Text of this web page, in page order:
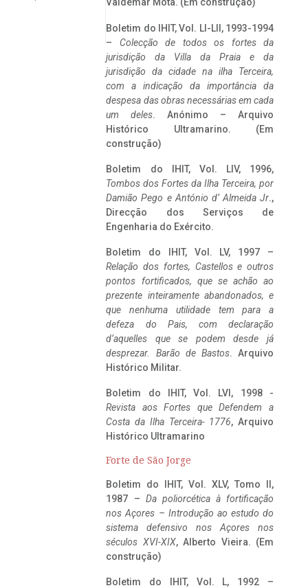
Valdemar Mota. (Em construção)
Boletim do IHIT, Vol. LI-LII, 1993-1994
– Colecção de todos os fortes da
jurisdição da Villa da Praia e da
jurisdição da cidade na ilha Terceira,
com a indicação da importância da
despesa das obras necessárias em cada
um deles. Anónimo – Arquivo
Histórico Ultramarino. (Em
construção)
Boletim do IHIT, Vol. LIV, 1996,
Tombos dos Fortes da Ilha Terceira, por
Damião Pego e António d’ Almeida Jr.,
Direcção dos Serviços de
Engenharia do Exército.
Boletim do IHIT, Vol. LV, 1997 –
Relação dos fortes, Castellos e outros
pontos fortificados, que se achão ao
prezente inteiramente abandonados, e
que nenhuma utilidade tem para a
defeza do Pais, com declaração
d’aquelles que se podem desde já
desprezar. Barão de Bastos. Arquivo
Histórico Militar.
Boletim do IHIT, Vol. LVI, 1998 -
Revista aos Fortes que Defendem a
Costa da Ilha Terceira- 1776, Arquivo
Histórico Ultramarino
Forte de São Jorge
Boletim do IHIT, Vol. XLV, Tomo II,
1987 – Da poliorcética à fortificação
nos Açores – Introdução ao estudo do
sistema defensivo nos Açores nos
séculos XVI-XIX, Alberto Vieira. (Em
construção)
Boletim do IHIT, Vol. L, 1992 –